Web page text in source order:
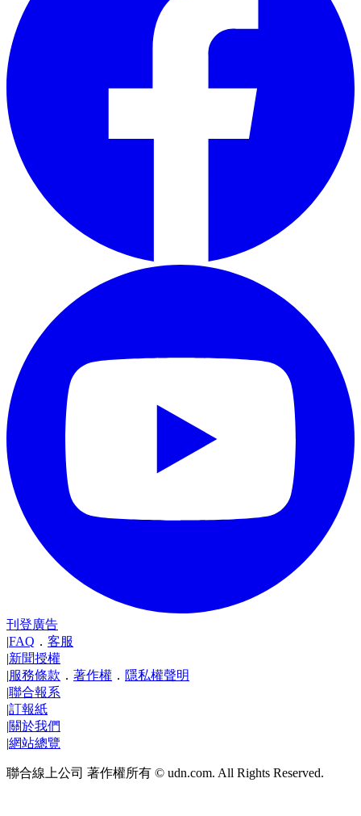
刊登廣告
|FAQ ． 客服
|新聞授權
|服務條款 ． 著作權 ． 隱私權聲明
|聯合報系
|訂報紙
|關於我們
|網站總覽
聯合線上公司 著作權所有 © udn.com. All Rights Reserved.